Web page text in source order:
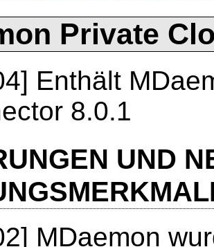
Private
Enthält
8.0.1
UND
MDaemon